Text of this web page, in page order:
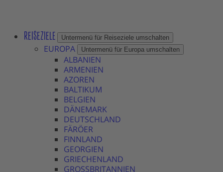
REISEZIELE Untermenü für Reiseziele umschalten
EUROPA Untermenü für Europa umschalten
ALBANIEN
ARMENIEN
AZOREN
BALTIKUM
BELGIEN
DÄNEMARK
DEUTSCHLAND
FÄRÖER
FINNLAND
GEORGIEN
GRIECHENLAND
GROSSBRITANNIEN